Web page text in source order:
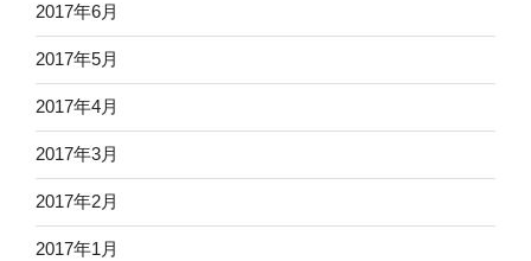
2017年6月
2017年5月
2017年4月
2017年3月
2017年2月
2017年1月